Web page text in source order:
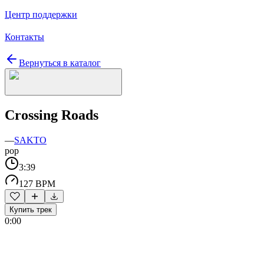
Центр поддержки
Контакты
Вернуться в каталог
Crossing Roads
—SAKTO
pop
3:39
127 BPM
Купить трек
0:00